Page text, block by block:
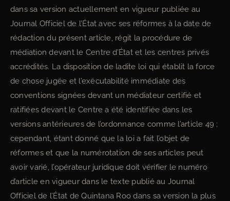
dans sa version actuellement en vigueur publiée au
Journal Officiel de l’État avec ses réformes à la date de
rédaction du présent article, régit la procédure de
médiation devant le Centre d’État et les centres privés
accrédités. La disposition de ladite loi qui établit la force
de chose jugée et l’exécutabilité immédiate des
conventions signées devant un médiateur certifié et
ratifiées devant le Centre a été identifiée dans les
versions antérieures de l’ordonnance comme l’article 49 ;
cependant, étant donné que la loi a fait l’objet de
réformes et que la numérotation de ses articles peut
avoir varié, l’opérateur juridique doit vérifier le numéro
d’article en vigueur dans le texte publié au Journal
Officiel de l’État de Quintana Roo dans sa version la plus